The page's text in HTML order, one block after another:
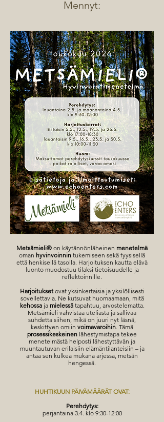
Mennyt:
Metsämieli® on käytännönläheinen menetelmä
oman hyvinvoinnin tukemiseen sekä fyysisellä
että henkisellä tasolla. Harjoituksen kautta elävä
luonto muodostuu tilaksi tietoisuudelle ja
reflektoinnille.
Harjoituksetovat yksinkertaisia ja yksilöllisesti
sovellettavia. Ne kutsuvat huomaamaan, mitä
kehossaja mielessätapahtuu, arvostelematta.
Metsämieli vahvistaa uteliasta ja sallivaa
suhdetta siihen, mikä on juuri nyt läsnä,
keskittyen omiin voimavaroihin. Tämä
prosessikeskeinen lähestymistapa tekee
menetelmästä helposti lähestyttävän ja
muuntautuvan erilaisiin elämäntilanteisiin – ja
antaa sen kulkea mukana arjessa, metsän
hengessä.
HUHTIKUUN PÄIVÄMÄÄRÄT OVAT:
Perehdytys:
perjantaina 3.4. klo 9:30-12:00